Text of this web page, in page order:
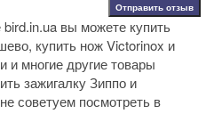
Отправить отзыв
bird.in.ua вы можете купить
, купить нож Victorinox и
и многие другие товары
зажигалку Зиппо и
советуем посмотреть в